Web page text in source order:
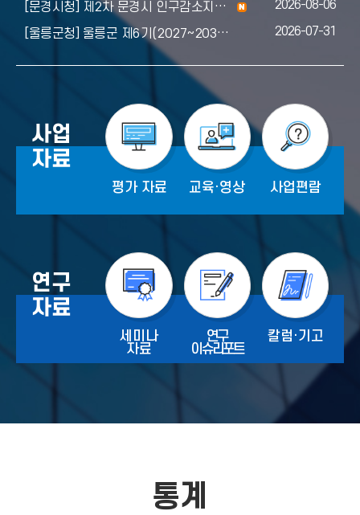
[문경시청] 제2차 문경시 인구감소지역대응 기본계획(안) 주민의견청취 공고
n
2026-08-06
[울릉군청] 울릉군 제6기(2027~2030) 지역사회보장계획(안) 공고 2026-07-31
사업
자료
평가 자료 교육·영상 사업편람
연구
자료
세미나
자료
연구
이슈리포트
칼럼·기고
통계